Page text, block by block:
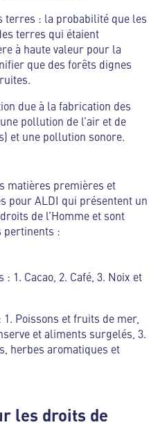
terres : la probabilité que les
terres qui étaient
à haute valeur pour la
que des forêts dignes
due à la fabrication des
pollution de l’air et de
et une pollution sonore.
matières premières et
pour ALDI qui présentent un
de l’Homme et sont
pertinents :
1. Cacao, 2. Café, 3. Noix et
Poissons et fruits de mer,
et aliments surgelés, 3.
herbes aromatiques et
les droits de